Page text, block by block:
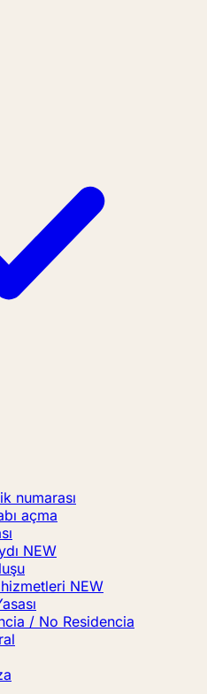
numarası
açma
NEW
NEW
/ No Residencia